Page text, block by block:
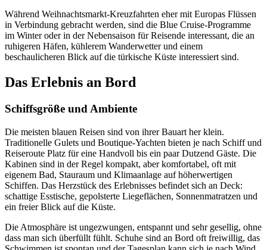
Während Weihnachtsmarkt-Kreuzfahrten eher mit Europas Flüssen
in Verbindung gebracht werden, sind die Blue Cruise-Programme
im Winter oder in der Nebensaison für Reisende interessant, die an
ruhigeren Häfen, kühlerem Wanderwetter und einem
beschaulicheren Blick auf die türkische Küste interessiert sind.
Das Erlebnis an Bord
Schiffsgröße und Ambiente
Die meisten blauen Reisen sind von ihrer Bauart her klein.
Traditionelle Gulets und Boutique-Yachten bieten je nach Schiff und
Reiseroute Platz für eine Handvoll bis ein paar Dutzend Gäste. Die
Kabinen sind in der Regel kompakt, aber komfortabel, oft mit
eigenem Bad, Stauraum und Klimaanlage auf höherwertigen
Schiffen. Das Herzstück des Erlebnisses befindet sich an Deck:
schattige Esstische, gepolsterte Liegeflächen, Sonnenmatratzen und
ein freier Blick auf die Küste.
Die Atmosphäre ist ungezwungen, entspannt und sehr gesellig, ohne
dass man sich überfüllt fühlt. Schuhe sind an Bord oft freiwillig, das